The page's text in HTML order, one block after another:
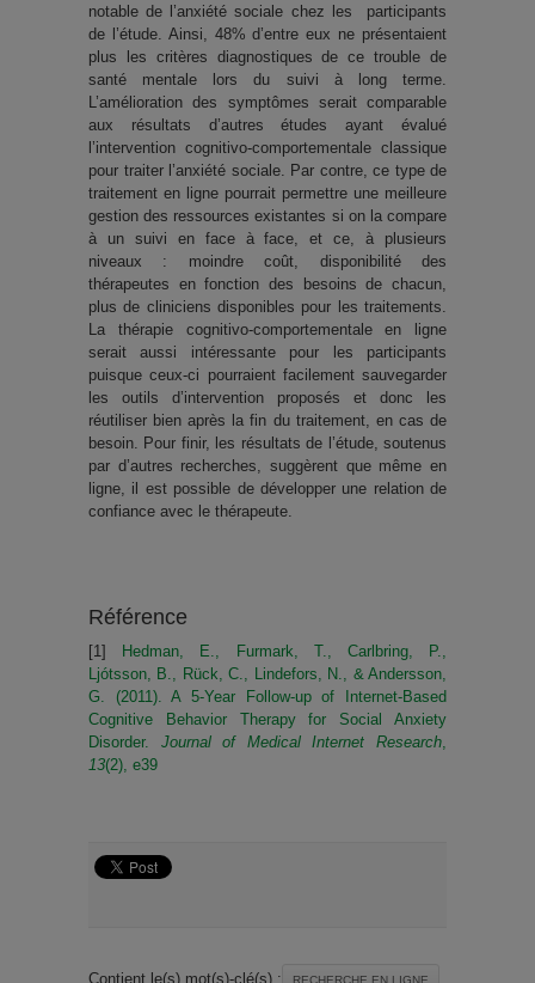
notable de l’anxiété sociale chez les participants
de l’étude. Ainsi, 48% d’entre eux ne présentaient
plus les critères diagnostiques de ce trouble de
santé mentale lors du suivi à long terme.
L’amélioration des symptômes serait comparable
aux résultats d’autres études ayant évalué
l’intervention cognitivo-comportementale classique
pour traiter l’anxiété sociale. Par contre, ce type de
traitement en ligne pourrait permettre une meilleure
gestion des ressources existantes si on la compare
à un suivi en face à face, et ce, à plusieurs
niveaux : moindre coût, disponibilité des
thérapeutes en fonction des besoins de chacun,
plus de cliniciens disponibles pour les traitements.
La thérapie cognitivo-comportementale en ligne
serait aussi intéressante pour les participants
puisque ceux-ci pourraient facilement sauvegarder
les outils d’intervention proposés et donc les
réutiliser bien après la fin du traitement, en cas de
besoin. Pour finir, les résultats de l’étude, soutenus
par d’autres recherches, suggèrent que même en
ligne, il est possible de développer une relation de
confiance avec le thérapeute.
Référence
[1]
Hedman, E., Furmark, T., Carlbring, P.,
Ljótsson, B., Rück, C., Lindefors, N., & Andersson,
G. (2011). A 5-Year Follow-up of Internet-Based
Cognitive Behavior Therapy for Social Anxiety
Disorder. Journal of Medical Internet Research
13(2), e39
Contient le(s) mot(s)-clé(s) : RECHERCHE EN LIGNE